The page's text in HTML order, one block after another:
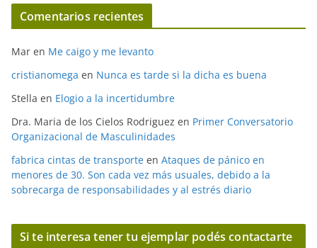
Comentarios recientes
Mar en Me caigo y me levanto
cristianomega en Nunca es tarde si la dicha es buena
Stella en Elogio a la incertidumbre
Dra. Maria de los Cielos Rodriguez en Primer Conversatorio
Organizacional de Masculinidades
fabrica cintas de transporte en Ataques de pánico en
menores de 30. Son cada vez más usuales, debido a la
sobrecarga de responsabilidades y al estrés diario
Si te interesa tener tu ejemplar podés contactarte